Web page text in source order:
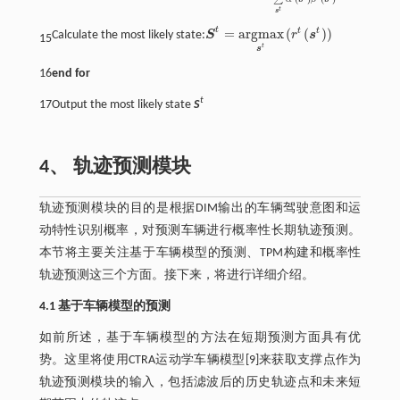
st
15Calculate the most likely state:St = argmax
st
(rt (st ))
St= arg maxstrtst
16end for
17Output the most likely state St
4、 轨迹预测模块
轨迹预测模块的目的是根据DIM输出的车辆驾驶意图和运
动特性识别概率，对预测车辆进行概率性长期轨迹预测。
本节将主要关注基于车辆模型的预测、TPM构建和概率性
轨迹预测这三个方面。接下来，将进行详细介绍。
4.1 基于车辆模型的预测
如前所述，基于车辆模型的方法在短期预测方面具有优
势。这里将使用CTRA运动学车辆模型[9]来获取支撑点作为
轨迹预测模块的输入，包括滤波后的历史轨迹点和未来短